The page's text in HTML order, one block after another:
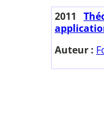
2011
Auteur :